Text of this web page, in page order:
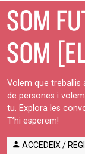
Volem que treballis
de persones i
tu. Explora les
T’hi esperem!
ACCEDEIX /